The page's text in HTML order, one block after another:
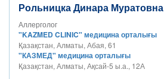
Рольницка Динара Муратовна
Аллерголог
"KAZMED CLINIC" медицина орталығы
Қазақстан, Алматы, Абая, 61
"КАЗМЕД" медицина орталығы
Қазақстан, Алматы, Ақсай-5 ы.а., 12А